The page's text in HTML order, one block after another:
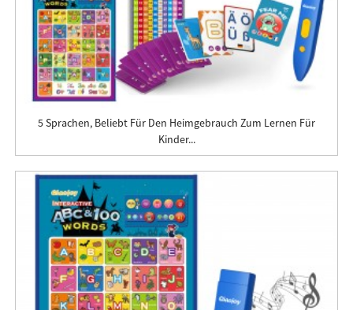
5 Sprachen, Beliebt Für Den Heimgebrauch Zum Lernen Für
Kinder...